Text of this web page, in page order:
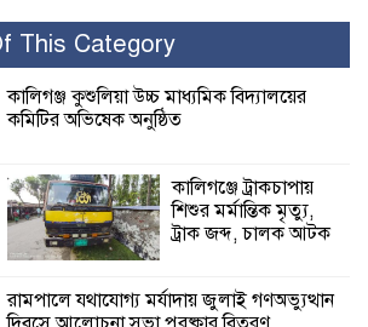
নুর
পাঁচ মাসে সরকারের দোষ দিচ্ছেন, আপনারা
কালিগঞ্জে নিখোঁজ জেলের মরদেহ অবশেষে
মিলল ইছামতী নদীতে
This Category
কালিগঞ্জ কুশুলিয়া উচ্চ মাধ্যমিক বিদ্যালয়ের
কমিটির অভিষেক অনুষ্ঠিত
কালিগঞ্জে ট্রাকচাপায়
শিশুর মর্মান্তিক মৃত্যু,
ট্রাক জব্দ, চালক আটক
রামপালে যথাযোগ্য মর্যাদায় জুলাই গণঅভ্যুত্থান